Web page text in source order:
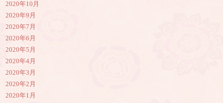
2020年10月
2020年9月
2020年7月
2020年6月
2020年5月
2020年4月
2020年3月
2020年2月
2020年1月